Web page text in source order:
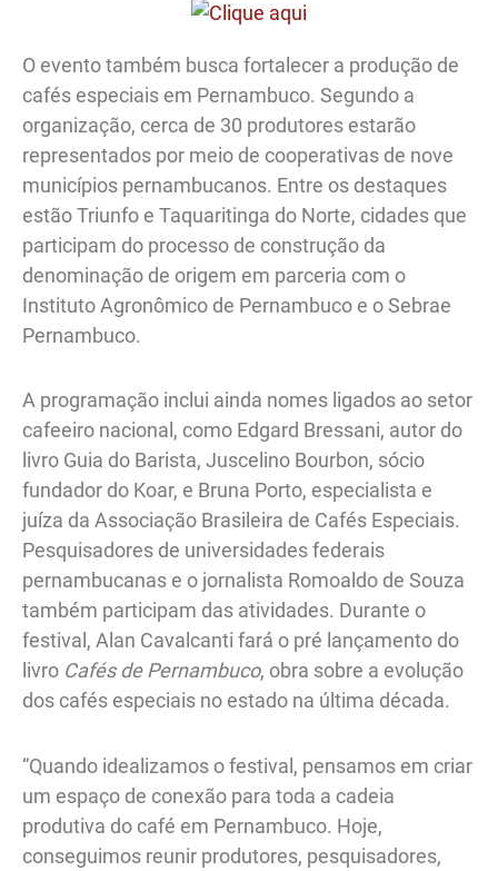
O evento também busca fortalecer a produção de
cafés especiais em Pernambuco. Segundo a
organização, cerca de 30 produtores estarão
representados por meio de cooperativas de nove
municípios pernambucanos. Entre os destaques
estão Triunfo e Taquaritinga do Norte, cidades que
participam do processo de construção da
denominação de origem em parceria com o
Instituto Agronômico de Pernambuco e o Sebrae
Pernambuco.
A programação inclui ainda nomes ligados ao setor
cafeeiro nacional, como Edgard Bressani, autor do
livro Guia do Barista, Juscelino Bourbon, sócio
fundador do Koar, e Bruna Porto, especialista e
juíza da Associação Brasileira de Cafés Especiais.
Pesquisadores de universidades federais
pernambucanas e o jornalista Romoaldo de Souza
também participam das atividades. Durante o
festival, Alan Cavalcanti fará o pré lançamento do
livro Cafés de Pernambuco, obra sobre a evolução
dos cafés especiais no estado na última década.
“Quando idealizamos o festival, pensamos em criar
um espaço de conexão para toda a cadeia
produtiva do café em Pernambuco. Hoje,
conseguimos reunir produtores, pesquisadores,